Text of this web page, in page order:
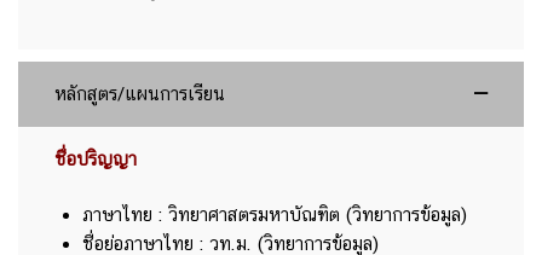
หลักสูตร/แผนการเรียน
ชื่อปริญญา
ภาษาไทย : วิทยาศาสตรมหาบัณฑิต (วิทยาการข้อมูล)
ชื่อย่อภาษาไทย : วท.ม. (วิทยาการข้อมูล)